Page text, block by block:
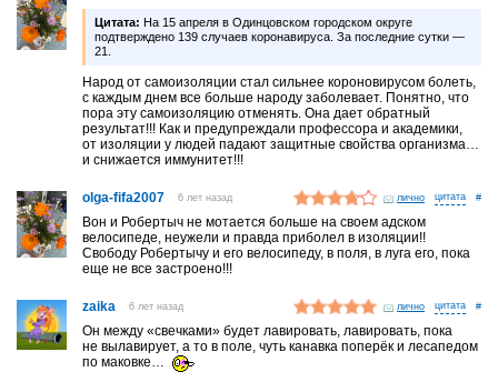
Цитата: На 15 апреля в Одинцовском городском округе
подтверждено 139 случаев коронавируса. За последние сутки —
21.
Народ от самоизоляции стал сильнее короновирусом болеть,
с каждым днем все больше народу заболевает. Понятно, что
пора эту самоизоляцию отменять. Она дает обратный
результат!!! Как и предупреждали профессора и академики,
от изоляции у людей падают защитные свойства организма…
и снижается иммунитет!!!
olga-fifa2007 6 лет назад лично #
Вон и Робертыч не мотается больше на своем адском
велосипеде, неужели и правда приболел в изоляции!!
Свободу Робертычу и его велосипеду, в поля, в луга его, пока
еще не все застроено!!!
zaika 6 лет назад лично #
Он между «свечками» будет лавировать, лавировать, пока
не вылавирует, а то в поле, чуть канавка поперёк и лесапедом
по маковке…